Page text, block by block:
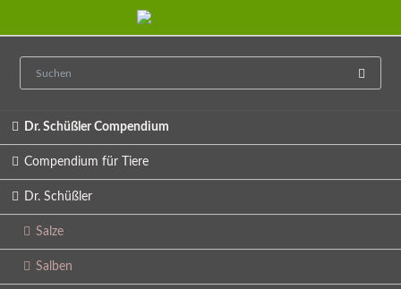
Dr. Schüßler Compendium
Compendium für Tiere
Dr. Schüßler
Salze
Salben